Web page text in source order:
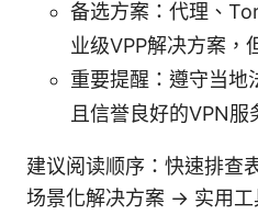
备选方案：代理、
业级VPP解决方案，
重要提醒：遵守当地
且信誉良好的VPN服
建议阅读顺序：快速排
场景化解决方案 → 实用